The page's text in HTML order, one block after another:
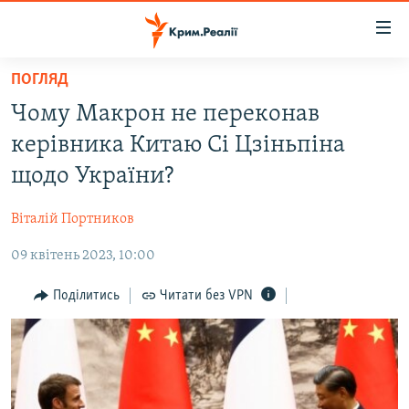
Перейти
основного
матеріалу
Перейти
до
основної
Перейти
пошуку
ВОДА.КРИМ
ВІДЕО ТА ФОТО
БЛОГИ
ПОГЛЯД
ІНТЕРВ'Ю
ВСЕ ЗА ДЕНЬ
СПЕЦПРОЕКТИ
ДЕПОРТАЦІЯ
ЯК ОБІЙТИ БЛОКУВАННЯ
ПОГЛЯД
Чому Макрон не переконав
керівника Китаю Сі Цзіньпіна
щодо України?
Віталій Портников
09 квітень 2023, 10:00
Поділитись Читати без VPN